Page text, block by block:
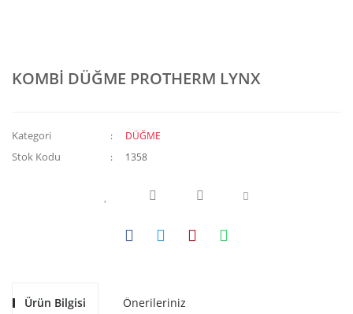
KOMBİ DÜĞME PROTHERM LYNX
Kategori DÜĞME
Stok Kodu 1358
Ürün Bilgisi Önerileriniz